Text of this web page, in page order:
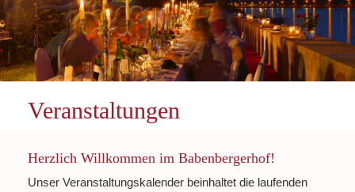
Veranstaltungen
Herzlich Willkommen im Babenbergerhof!
Unser Veranstaltungskalender beinhaltet die laufenden